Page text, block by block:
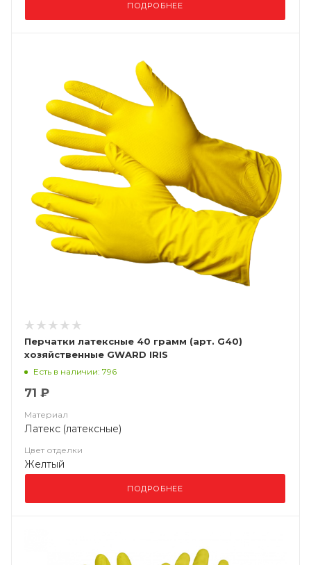
ПОДРОБНЕЕ
Перчатки латексные 40 грамм (арт. G40)
хозяйственные GWARD IRIS
Есть в наличии: 796
71 ₽
Материал
Латекс (латексные)
Цвет отделки
Желтый
ПОДРОБНЕЕ